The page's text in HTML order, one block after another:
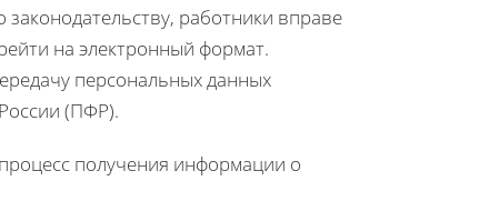
работники вправе
на электронный формат.
персональных данных
(ПФР).
получения информации о